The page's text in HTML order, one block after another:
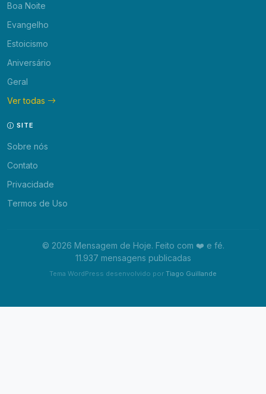
Boa Noite
Evangelho
Estoicismo
Aniversário
Geral
Ver todas
SITE
Sobre nós
Contato
Privacidade
Termos de Uso
© 2026 Mensagem de Hoje. Feito com ❤️ e fé.
11.937 mensagens publicadas
Tema WordPress desenvolvido por Tiago Guillande